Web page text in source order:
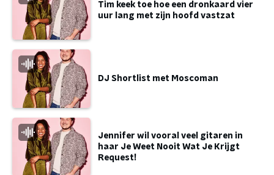
Tim keek toe hoe een dronkaard vier
uur lang met zijn hoofd vastzat
DJ Shortlist met Moscoman
Jennifer wil vooral veel gitaren in
haar Je Weet Nooit Wat Je Krijgt
Request!